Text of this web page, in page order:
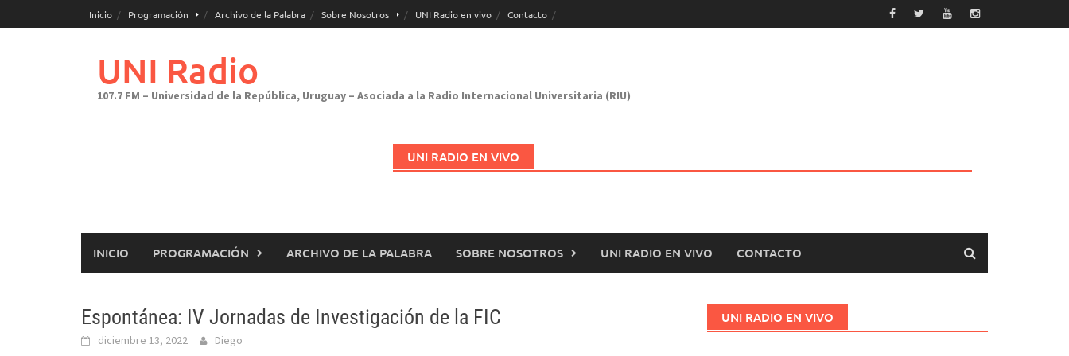
al
Inicio Programación Archivo de la Palabra Sobre Nosotros UNI Radio en vivo Contacto
UNI Radio
107.7 FM – Universidad de la República, Uruguay – Asociada a la Radio Internacional Universitaria (RIU)
UNI RADIO EN VIVO
INICIO PROGRAMACIÓN ARCHIVO DE LA PALABRA SOBRE NOSOTROS UNI RADIO EN VIVO CONTACTO
Espontánea: IV Jornadas de Investigación de la FIC
diciembre 13, 2022 Diego
UNI RADIO EN VIVO